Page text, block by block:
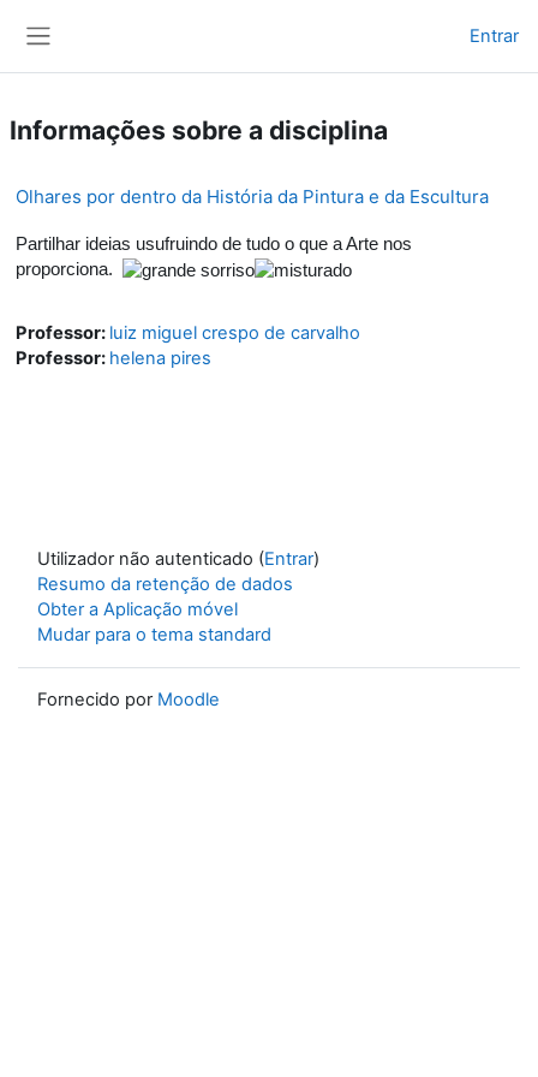
Entrar
Informações sobre a disciplina
Olhares por dentro da História da Pintura e da Escultura
Partilhar ideias usufruindo de tudo o que a Arte nos
proporciona.
Professor: luiz miguel crespo de carvalho
Professor: helena pires
Utilizador não autenticado (Entrar)
Resumo da retenção de dados
Obter a Aplicação móvel
Mudar para o tema standard
Fornecido por Moodle